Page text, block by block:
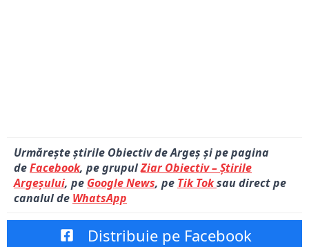
Urmărește știrile Obiectiv de Argeș și pe pagina
deFacebook, pe grupulZiar Obiectiv – Știrile
Argeșului, pe Google News, pe Tik Toksau direct pe
canalul de WhatsApp
Distribuie pe Facebook